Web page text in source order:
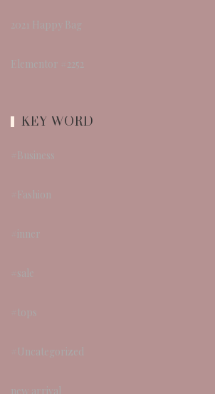
2021 Happy Bag
Elementor #2252
KEY WORD
#Business
#Fashion
#inner
#sale
#tops
#Uncategorized
new arrival